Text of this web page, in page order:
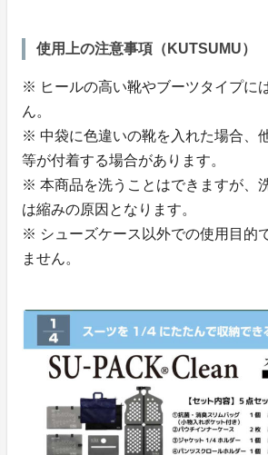
使用上の注意事項（KUTSUMU）
※ ヒールの高い靴やブーツタイプに
ん。
※ 中袋に色違いの靴を入れた場合、
等が付着する場合があります。
※ 本商品を洗うことはできますが、
は縮みの原因となります。
※ シューズケース以外での使用目的
ません。